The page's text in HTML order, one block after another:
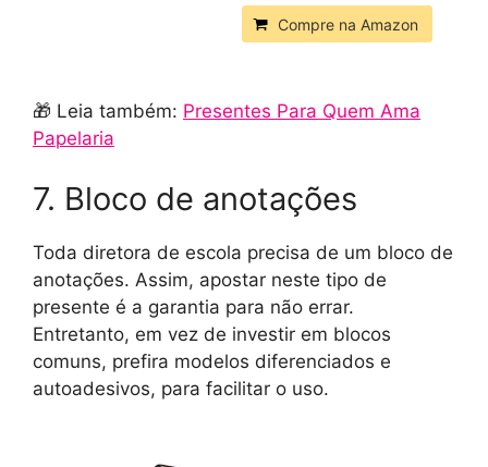
Compre na Amazon
🎁 Leia também: Presentes Para Quem Ama
Papelaria
7. Bloco de anotações
Toda diretora de escola precisa de um bloco de
anotações. Assim, apostar neste tipo de
presente é a garantia para não errar.
Entretanto, em vez de investir em blocos
comuns, prefira modelos diferenciados e
autoadesivos, para facilitar o uso.